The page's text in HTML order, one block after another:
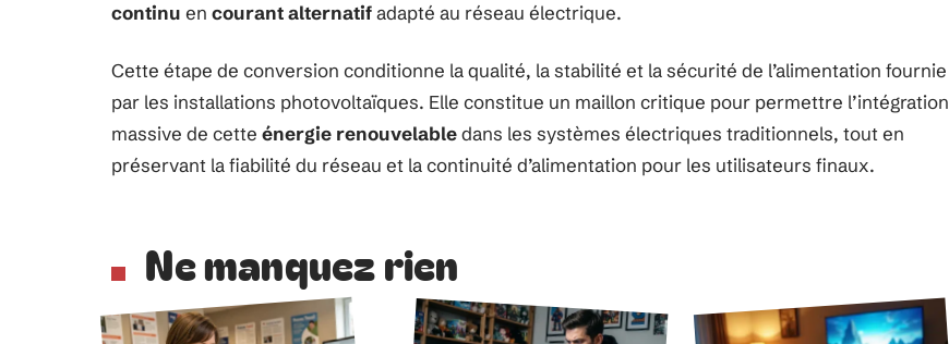
continu en courant alternatifadapté au réseau électrique.
Cette étape de conversion conditionne la qualité, la stabilité et la sécurité de l’alimentation fournie
par les installations photovoltaïques. Elle constitue un maillon critique pour permettre l’intégration
massive de cette énergie renouvelabledans les systèmes électriques traditionnels, tout en
préservant la fiabilité du réseau et la continuité d’alimentation pour les utilisateurs finaux.
Ne manquez rien